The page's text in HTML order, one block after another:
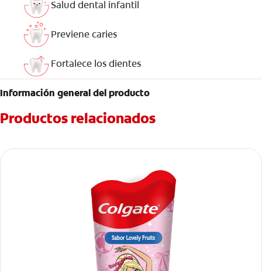
Salud dental infantil
Previene caries
Fortalece los dientes
Información general del producto
Productos relacionados